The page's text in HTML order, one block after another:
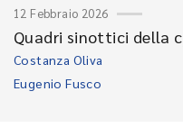
12 Febbraio 2026
Quadri sinottici della
Costanza Oliva
Eugenio Fusco